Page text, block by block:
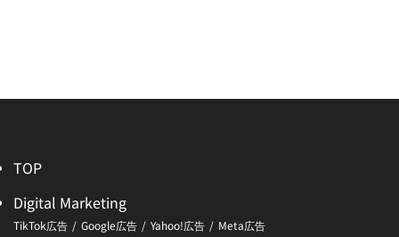
TOP
Digital Marketing
TikTok広告 Google広告 Yahoo!広告
Meta広告